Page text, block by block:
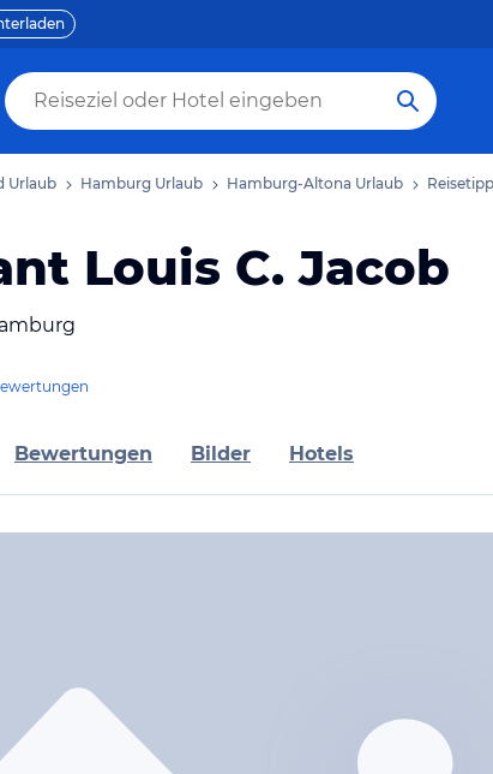
Urlaub Hamburg Urlaub Hamburg-Altona Urlaub
Louis C. Jacob
Bewertungen Bilder Hotels